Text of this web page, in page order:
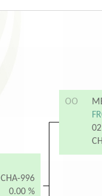
CHA-996
0.00 %
OO